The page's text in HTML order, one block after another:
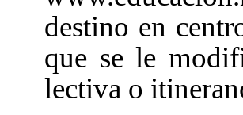
destino en
que se le
lectiva o